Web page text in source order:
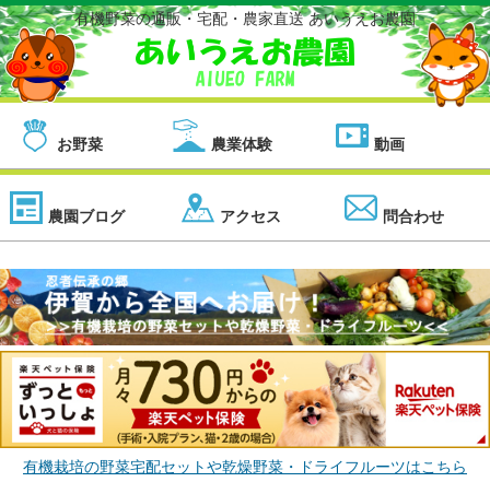
有機野菜の通販・宅配・農家直送 あいうえお農園
お野菜 農業体験 動画
農園ブログ アクセス 問合わせ
有機栽培の野菜宅配セットや乾燥野菜・ドライフルーツはこちら